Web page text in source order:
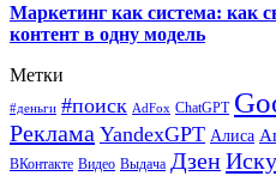
Маркетинг как система: как
контент в одну модель
Метки
#деньги #поиск AdFox ChatGPT
Реклама YandexGPT Алиса
ВКонтакте Видео Выдача Дзен